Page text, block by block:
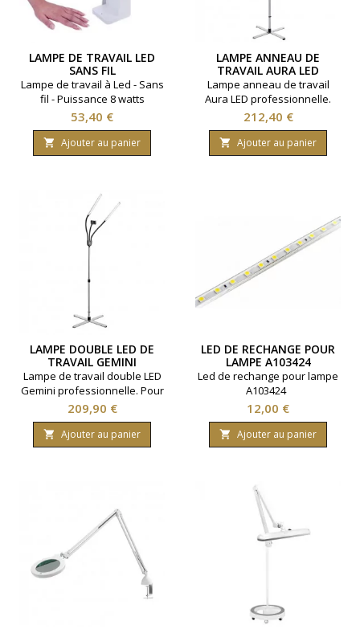
LAMPE DE TRAVAIL LED
SANS FIL
Lampe de travail à Led - Sans
fil - Puissance 8 watts
Prix
53,40 €
 Ajouter au panier
LAMPE ANNEAU DE
TRAVAIL AURA LED
PROFESSIONNELLE
Lampe anneau de travail
Aura LED professionnelle.
Pour un grand confort de
travail à domicile ou en
institut et salon de coiffure.
Effet lumière du jour.Sac de
Prix
212,40 €
 Ajouter au panier
LAMPE DOUBLE LED DE
TRAVAIL GEMINI
PROFESSIONNELLE
Lampe de travail double LED
Gemini professionnelle. Pour
un grand confort de travail à
domicile ou en institut et
salon de coiffure. Effet
lumière du jour.4 niveaux de
Prix
209,90 €
 Ajouter au panier
LED DE RECHANGE POUR
LAMPE A103424
Led de rechange pour lampe
A103424
Prix
12,00 €
 Ajouter au panier